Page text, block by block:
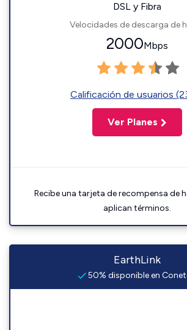
DSL y Fibra
Velocidades de descarga de
2000Mbps
Calificación de usuarios
Ver Planes
Recibe una tarjeta de recompensa de
aplican términos.
EarthLink
50% disponible en